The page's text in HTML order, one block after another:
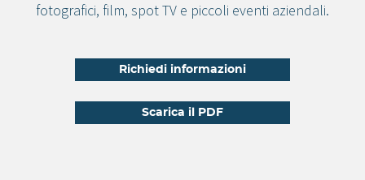
fotografici, film, spot TV e piccoli eventi aziendali.
Richiedi informazioni
Scarica il PDF